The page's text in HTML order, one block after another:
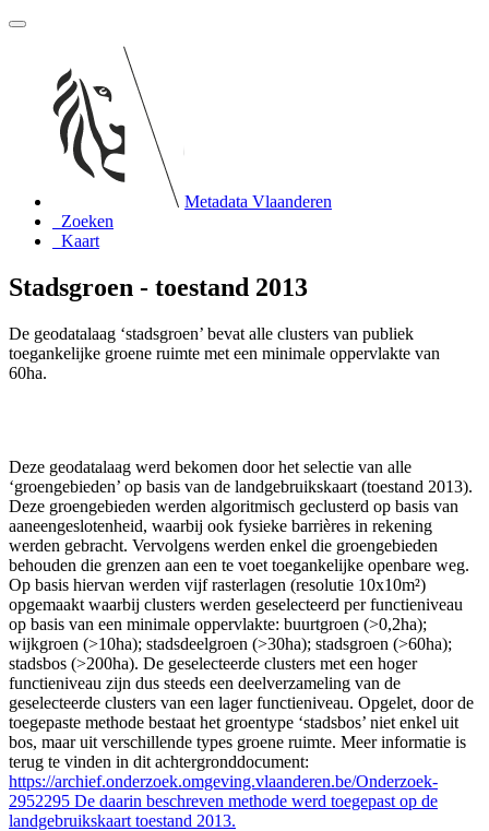
Metadata Vlaanderen
Zoeken
Kaart
Stadsgroen - toestand 2013
De geodatalaag ‘stadsgroen’ bevat alle clusters van publiek
toegankelijke groene ruimte met een minimale oppervlakte van
60ha.
Deze geodatalaag werd bekomen door het selectie van alle
‘groengebieden’ op basis van de landgebruikskaart (toestand 2013).
Deze groengebieden werden algoritmisch geclusterd op basis van
aaneengeslotenheid, waarbij ook fysieke barrières in rekening
werden gebracht. Vervolgens werden enkel die groengebieden
behouden die grenzen aan een te voet toegankelijke openbare weg.
Op basis hiervan werden vijf rasterlagen (resolutie 10x10m²)
opgemaakt waarbij clusters werden geselecteerd per functieniveau
op basis van een minimale oppervlakte: buurtgroen (>0,2ha);
wijkgroen (>10ha); stadsdeelgroen (>30ha); stadsgroen (>60ha);
stadsbos (>200ha). De geselecteerde clusters met een hoger
functieniveau zijn dus steeds een deelverzameling van de
geselecteerde clusters van een lager functieniveau. Opgelet, door de
toegepaste methode bestaat het groentype ‘stadsbos’ niet enkel uit
bos, maar uit verschillende types groene ruimte. Meer informatie is
terug te vinden in dit achtergronddocument:
https://archief.onderzoek.omgeving.vlaanderen.be/Onderzoek-
2952295 De daarin beschreven methode werd toegepast op de
landgebruikskaart toestand 2013.